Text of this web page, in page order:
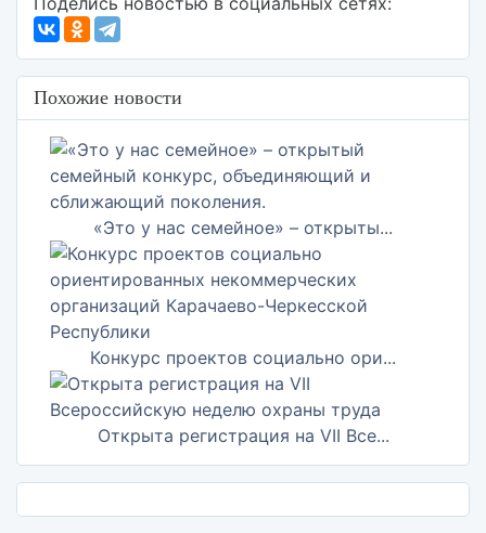
Похожие новости
«Это у нас семейное» – открыты...
Конкурс проектов социально ори...
Открыта регистрация на VII Все...